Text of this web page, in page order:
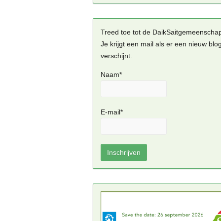
Treed toe tot de
Je krijgt een mail als er een nieuw
verschijnt.
Naam*
E-mail*